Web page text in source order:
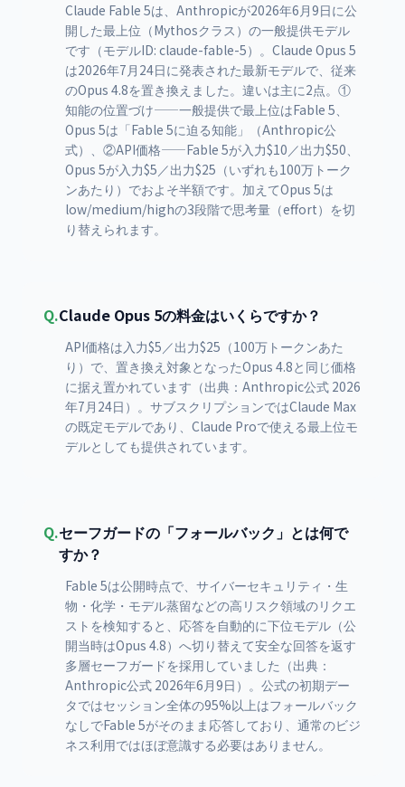
Claude Fable 5は、Anthropicが2026年6月9日に公
開した最上位（Mythosクラス）の一般提供モデル
です（モデルID: claude-fable-5）。Claude Opus 5
は2026年7月24日に発表された最新モデルで、従来
のOpus 4.8を置き換えました。違いは主に2点。①
知能の位置づけ——一般提供で最上位はFable 5、
Opus 5は「Fable 5に迫る知能」（Anthropic公
式）、②API価格——Fable 5が入力$10／出力$50、
Opus 5が入力$5／出力$25（いずれも100万トーク
ンあたり）でおよそ半額です。加えてOpus 5は
low/medium/highの3段階で思考量（effort）を切
り替えられます。
Q.Claude Opus 5の料金はいくらですか？
API価格は入力$5／出力$25（100万トークンあた
り）で、置き換え対象となったOpus 4.8と同じ価格
に据え置かれています（出典：Anthropic公式 2026
年7月24日）。サブスクリプションではClaude Max
の既定モデルであり、Claude Proで使える最上位モ
デルとしても提供されています。
Q.セーフガードの「フォールバック」とは何で
すか？
Fable 5は公開時点で、サイバーセキュリティ・生
物・化学・モデル蒸留などの高リスク領域のリクエ
ストを検知すると、応答を自動的に下位モデル（公
開当時はOpus 4.8）へ切り替えて安全な回答を返す
多層セーフガードを採用していました（出典：
Anthropic公式 2026年6月9日）。公式の初期デー
タではセッション全体の95%以上はフォールバック
なしでFable 5がそのまま応答しており、通常のビジ
ネス利用ではほぼ意識する必要はありません。